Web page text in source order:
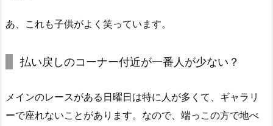
あ、これも子供がよく笑っています。
払い戻しのコーナー付近が一番人が少ない？
メインのレースがある日曜日は特に人が多くて、ギャラリ
ーで座れないことがあります。なので、端っこの方で地べ